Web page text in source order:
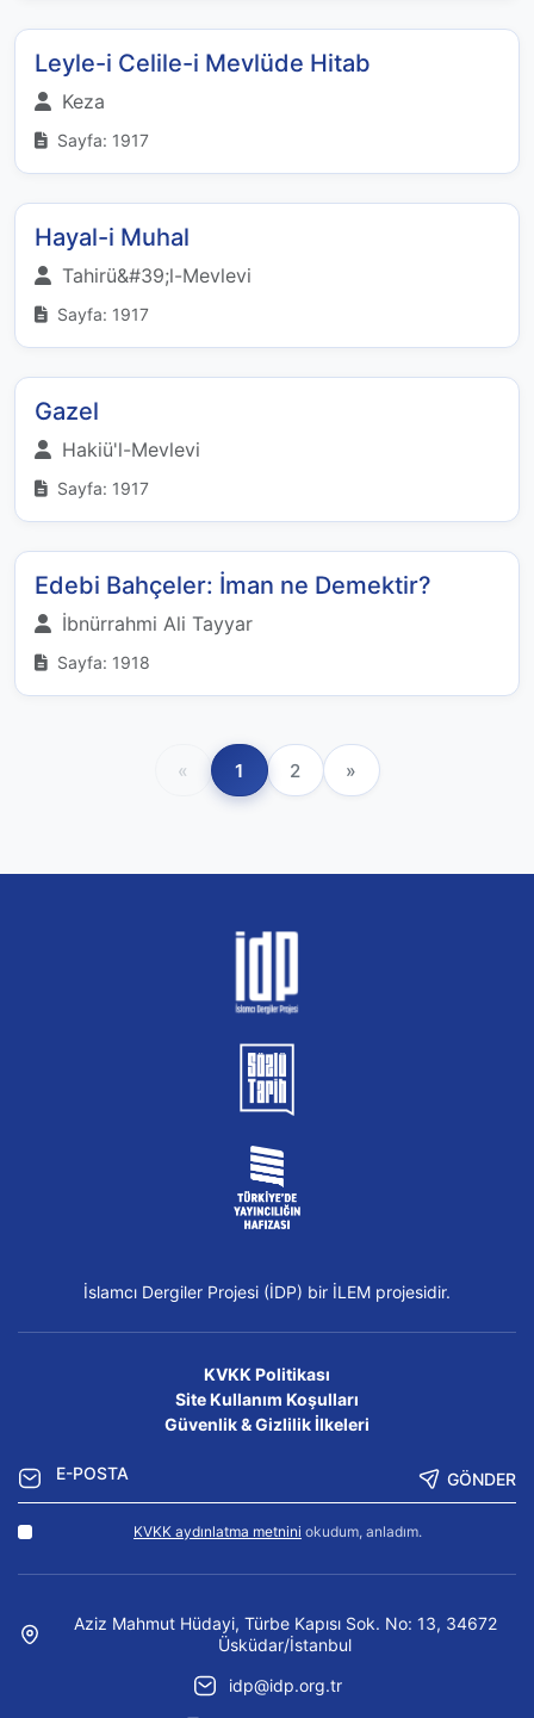
Leyle-i Celile-i Mevlüde Hitab
Keza
Sayfa: 1917
Hayal-i Muhal
Tahirü&#39;l-Mevlevi
Sayfa: 1917
Gazel
Hakiü'l-Mevlevi
Sayfa: 1917
Edebi Bahçeler: İman ne Demektir?
İbnürrahmi Ali Tayyar
Sayfa: 1918
« 1 2 »
İslamcı Dergiler Projesi (İDP) bir İLEM projesidir.
KVKK Politikası
Site Kullanım Koşulları
Güvenlik & Gizlilik İlkeleri
GÖNDER
KVKK aydınlatma metnini okudum, anladım.
Aziz Mahmut Hüdayi, Türbe Kapısı Sok. No: 13, 34672
Üsküdar/İstanbul
idp@idp.org.tr